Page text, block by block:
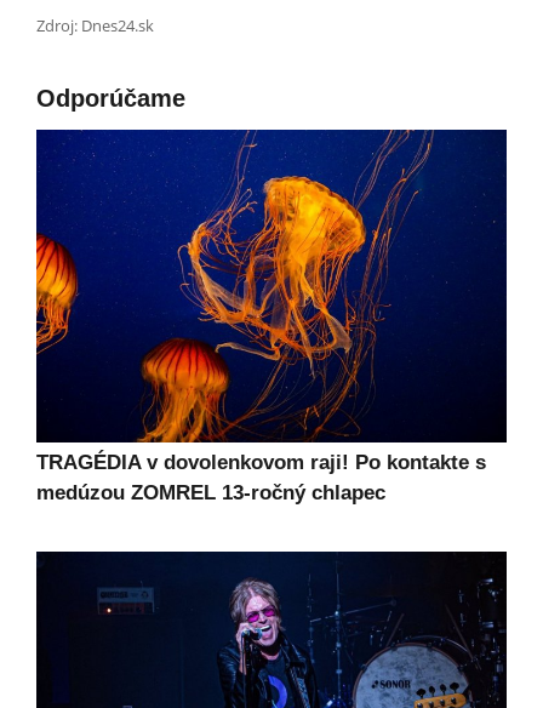
Zdroj: Dnes24.sk
Odporúčame
TRAGÉDIA v dovolenkovom raji! Po kontakte s
medúzou ZOMREL 13-ročný chlapec